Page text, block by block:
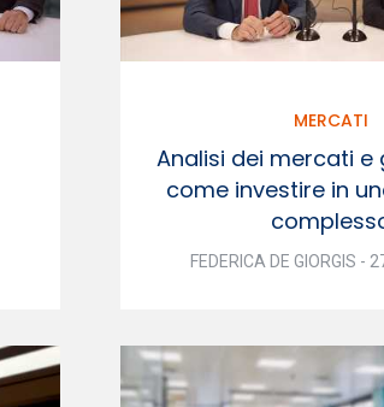
MERCATI
Analisi dei mercati e
come investire in
FEDERICA DE GIORGIS -